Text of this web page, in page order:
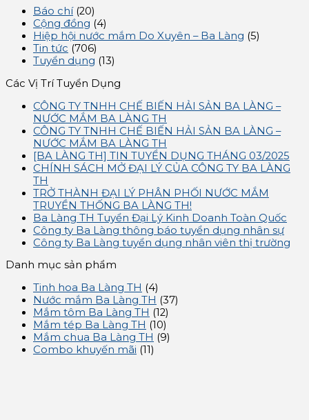
Báo chí(20)
Cộng đồng (4)
Hiệp hội nước mắm Do Xuyên – Ba Làng (5)
Tin tức (706)
Tuyển dụng (13)
Các Vị Trí Tuyển Dụng
CÔNG TY TNHH CHẾ BIẾN HẢI SẢN BA LÀNG –
NƯỚC MẮM BA LÀNG TH
CÔNG TY TNHH CHẾ BIẾN HẢI SẢN BA LÀNG –
NƯỚC MẮM BA LÀNG TH
[BA LÀNG TH] TIN TUYỂN DỤNG THÁNG 03/2025
CHÍNH SÁCH MỞ ĐẠI LÝ CỦA CÔNG TY BA LÀNG
TH
TRỞ THÀNH ĐẠI LÝ PHÂN PHỐI NƯỚC MẮM
TRUYỀN THỐNG BA LÀNG TH!
Ba Làng TH Tuyển Đại Lý Kinh Doanh Toàn Quốc
Công ty Ba Làng thông báo tuyển dụng nhân sự
Công ty Ba Làng tuyển dụng nhân viên thị trường
Danh mục sản phẩm
Tinh hoa Ba Làng TH (4)
Nước mắm Ba Làng TH (37)
Mắm tôm Ba Làng TH (12)
Mắm tép Ba Làng TH (10)
Mắm chua Ba Làng TH (9)
Combo khuyến mãi (11)